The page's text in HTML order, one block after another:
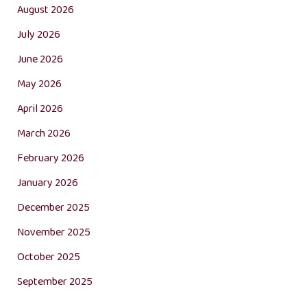
August 2026
July 2026
June 2026
May 2026
April 2026
March 2026
February 2026
January 2026
December 2025
November 2025
October 2025
September 2025